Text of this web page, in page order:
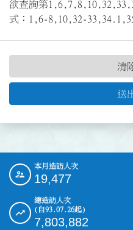
欲查詢第
式：1,6-8,10,32-
送
清
::: 本月造訪人次
19,477
總造訪人次
(自93.07.26起)
7,803,882